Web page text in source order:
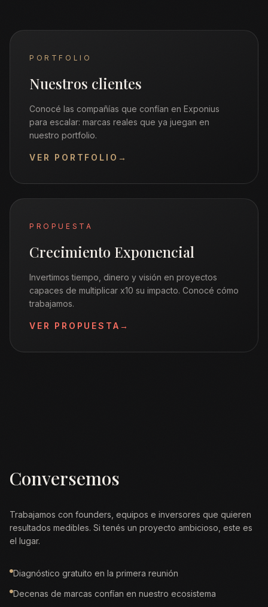
PORTFOLIO
Nuestros clientes
Conocé las compañías que confían en Exponius
para escalar: marcas reales que ya juegan en
nuestro portfolio.
VER PORTFOLIO →
PROPUESTA
Crecimiento Exponencial
Invertimos tiempo, dinero y visión en proyectos
capaces de multiplicar x10 su impacto. Conocé cómo
trabajamos.
VER PROPUESTA →
Conversemos
Trabajamos con founders, equipos e inversores que quieren
resultados medibles. Si tenés un proyecto ambicioso, este es
el lugar.
Diagnóstico gratuito en la primera reunión
Decenas de marcas confían en nuestro ecosistema